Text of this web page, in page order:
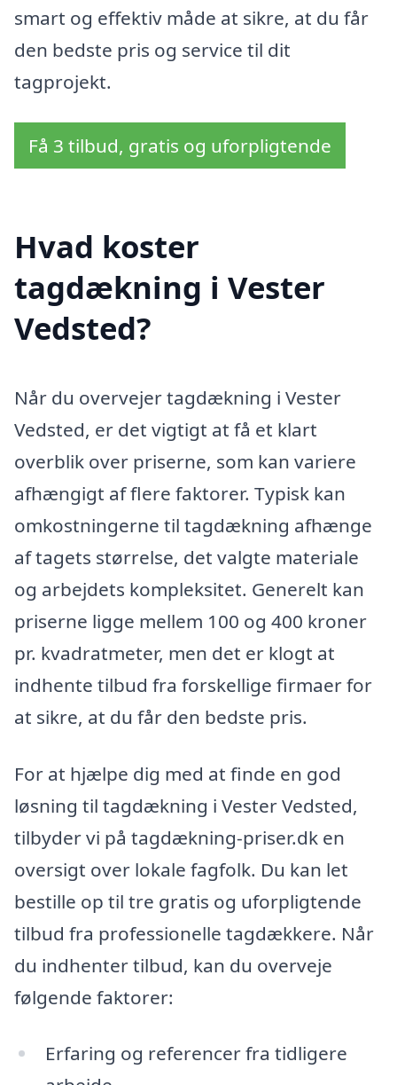
smart og effektiv måde at sikre, at du får
den bedste pris og service til dit
tagprojekt.
Få 3 tilbud, gratis og uforpligtende
Hvad koster
tagdækning i Vester
Vedsted?
Når du overvejer tagdækning i Vester
Vedsted, er det vigtigt at få et klart
overblik over priserne, som kan variere
afhængigt af flere faktorer. Typisk kan
omkostningerne til tagdækning afhænge
af tagets størrelse, det valgte materiale
og arbejdets kompleksitet. Generelt kan
priserne ligge mellem 100 og 400 kroner
pr. kvadratmeter, men det er klogt at
indhente tilbud fra forskellige firmaer for
at sikre, at du får den bedste pris.
For at hjælpe dig med at finde en god
løsning til tagdækning i Vester Vedsted,
tilbyder vi på tagdækning-priser.dk en
oversigt over lokale fagfolk. Du kan let
bestille op til tre gratis og uforpligtende
tilbud fra professionelle tagdækkere. Når
du indhenter tilbud, kan du overveje
følgende faktorer:
Erfaring og referencer fra tidligere